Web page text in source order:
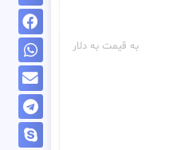
به قیمت به دلار